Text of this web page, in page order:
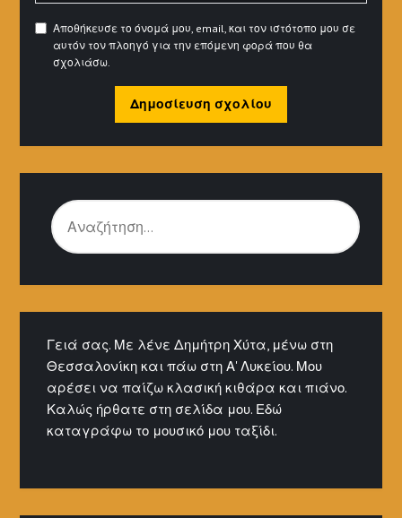
Αποθήκευσε το όνομά μου, email, και τον ιστότοπο μου σε
αυτόν τον πλοηγό για την επόμενη φορά που θα
σχολιάσω.
ΑΝΑΖΉΤΗΣΗ
ΓΙΑ:
Γειά σας. Με λένε Δημήτρη Χύτα, μένω στη
Θεσσαλονίκη και πάω στη Α' Λυκείου. Μου
αρέσει να παίζω κλασική κιθάρα και πιάνο.
Καλώς ήρθατε στη σελίδα μου. Εδώ
καταγράφω το μουσικό μου ταξίδι.